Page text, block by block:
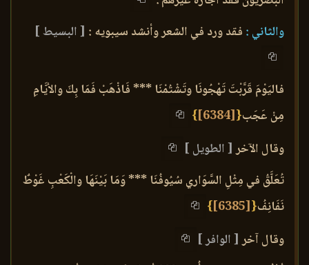
والثاني : فقد ورد في الشعر وأنشد سيبويه : [ البسيط ]
فاليَوْمَ قَرَّبْتَ تَهْجُونَا وتَشْتُمْنَا *** فَاذْهَبْ فَمَا بِكَ والأيَّامِ
مِنْ عَجَب{
[6384]
}
وقال الآخر[ الطويل ]
تُعَلَّقُ في مِثْلِ السَّوَاري سُيُوفُنَا *** وَمَا بَيْنَهَا والْكَعْبِ غَوْطٌ
نَفَانِفُ{
[6385]
}
وقال آخر[ الوافر ]